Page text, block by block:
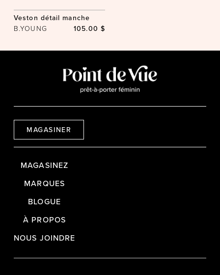
Veston détail manche
B.YOUNG 105.00 $
MAGASINER
MAGASINEZ
MARQUES
BLOGUE
À PROPOS
NOUS JOINDRE